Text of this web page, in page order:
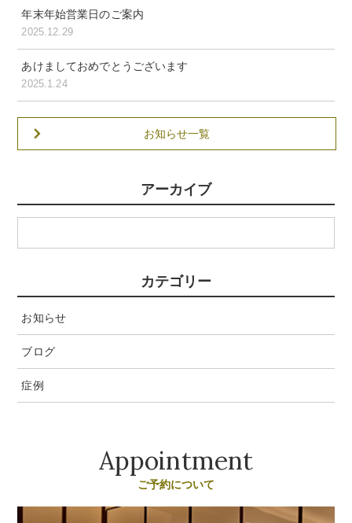
年末年始営業日のご案内
2025.12.29
あけましておめでとうございます
2025.1.24
お知らせ一覧
アーカイブ
カテゴリー
お知らせ
ブログ
症例
Appointment
ご予約について